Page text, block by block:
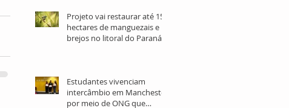
Projeto vai restaurar até 15
hectares de manguezais e
brejos no litoral do Paraná
Estudantes vivenciam
intercâmbio em Manchester
por meio de ONG que